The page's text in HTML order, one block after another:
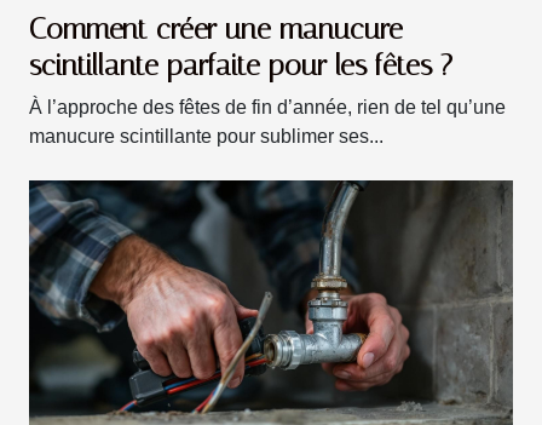
Comment créer une manucure
scintillante parfaite pour les fêtes ?
À l’approche des fêtes de fin d’année, rien de tel qu’une
manucure scintillante pour sublimer ses...